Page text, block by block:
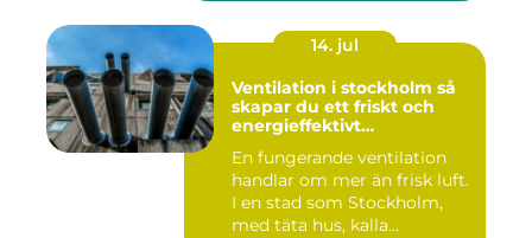
14. jul
Ventilation i stockholm så
skapar du ett friskt och
energieffektivt
En fungerande ventilation
handlar om mer än frisk luft.
I en stad som Stockholm,
med täta hus, kalla...